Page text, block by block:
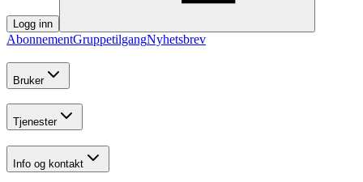
Logg inn
AbonnementGruppetilgangNyhetsbrev
Bruker
Tjenester
Info og kontakt